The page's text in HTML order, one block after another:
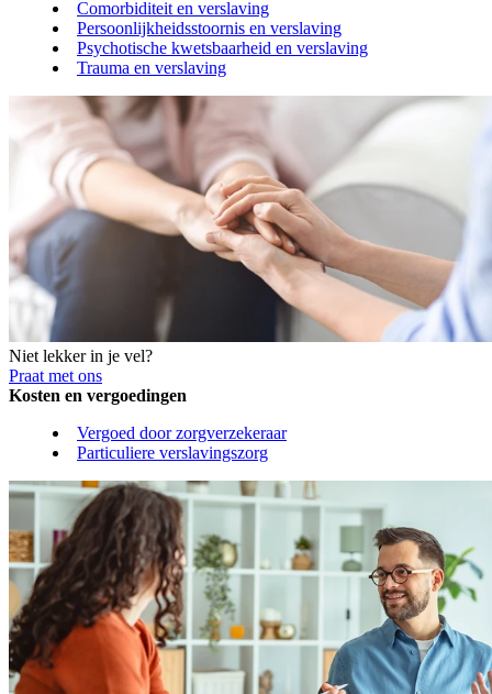
Comorbiditeit en verslaving
Persoonlijkheidsstoornis en verslaving
Psychotische kwetsbaarheid en verslaving
Trauma en verslaving
Niet lekker in je vel?
Praat met ons
Kosten en vergoedingen
Vergoed door zorgverzekeraar
Particuliere verslavingszorg